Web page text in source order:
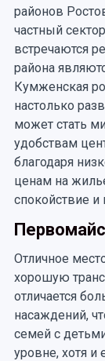
районов
частный
встречаются
района
Кумженская
настолько
может стать
удобствам
благодаря
ценам на
спокойствие
Отличное
хорошую
отличается
насаждений,
семей с
уровне, хотя и